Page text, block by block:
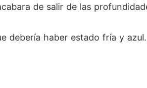
de salir de las
debería haber estado fría y azul.